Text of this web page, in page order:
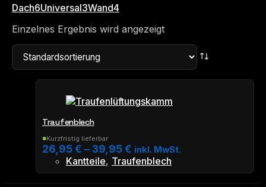
Dach6Universal3Wand4
Einzelnes Ergebnis wird angezeigt
Traufenblech
●Kurzfristig lieferbar
26,95€ –39,95€ inkl. MwSt.
Kantteile, Traufenblech
Dieses